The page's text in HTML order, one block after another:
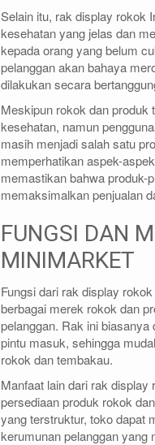
Selain itu, rak display rokok
kesehatan yang jelas dan
kepada orang yang belum
pelanggan akan bahaya
dilakukan secara
Meskipun rokok dan produk
kesehatan, namun
masih menjadi salah satu
memperhatikan aspek-
memastikan bahwa produk-
memaksimalkan penjualan
FUNGSI DAN
MINIMARKET
Fungsi dari rak display
berbagai merek rokok dan
pelanggan. Rak ini
pintu masuk, sehingga
rokok dan tembakau.
Manfaat lain dari rak
persediaan produk rokok
yang terstruktur, toko dapat
kerumunan pelanggan